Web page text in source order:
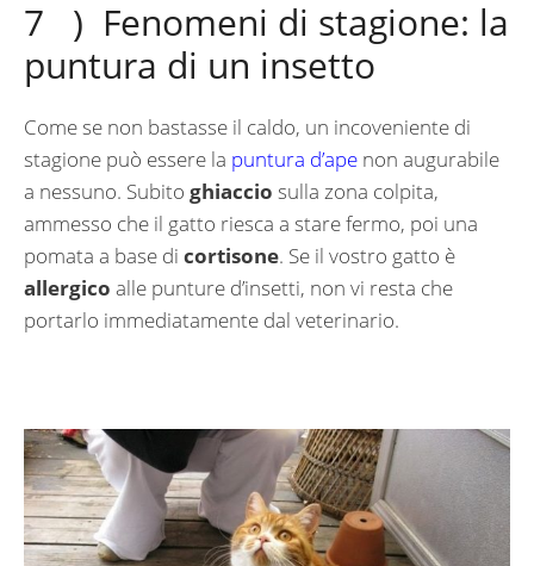
7 ) Fenomeni di stagione: la
puntura di un insetto
Come se non bastasse il caldo, un incoveniente di
stagione può essere la puntura d’ape non augurabile
a nessuno. Subito ghiaccio sulla zona colpita,
ammesso che il gatto riesca a stare fermo, poi una
pomata a base di cortisone. Se il vostro gatto è
allergico alle punture d’insetti, non vi resta che
portarlo immediatamente dal veterinario.